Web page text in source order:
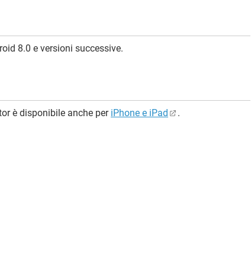
8.0 e versioni successive.
è disponibile anche per iPhone e iPad .